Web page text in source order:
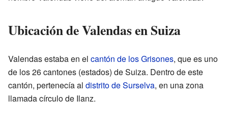
Ubicación de Valendas en Suiza
Valendas estaba en el cantón de los Grisones, que es uno
de los 26 cantones (estados) de Suiza. Dentro de este
cantón, pertenecía al distrito de Surselva, en una zona
llamada círculo de Ilanz.